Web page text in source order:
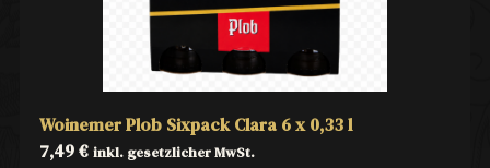
Woinemer Plob Sixpack Clara 6 x 0,33 l
7,49€ inkl. gesetzlicher MwSt.